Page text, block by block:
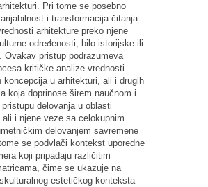
Pri tome se posebno
i transformacija čitanja
arhitekture preko njene
određenosti, bilo istorijske ili
Ovakav pristup podrazumeva
kritičke analize vrednosti
koncepcija u arhitekturi, ali i drugih
koja doprinose širem naučnom i
pristupu delovanja u oblasti
ali i njene veze sa celokupnim
delovanjem savremene
se podvlači kontekst uporedne
koji pripadaju različitim
čime se ukazuje na
estetičkog konteksta